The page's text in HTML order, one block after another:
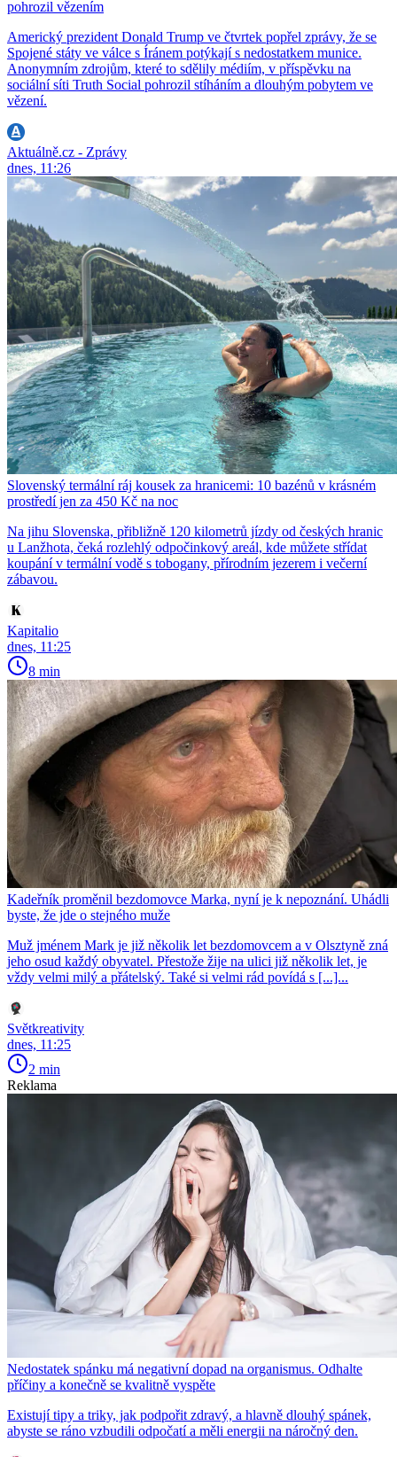
pohrozil vězením
Americký prezident Donald Trump ve čtvrtek popřel zprávy, že se
Spojené státy ve válce s Íránem potýkají s nedostatkem munice.
Anonymním zdrojům, které to sdělily médiím, v příspěvku na
sociální síti Truth Social pohrozil stíháním a dlouhým pobytem ve
vězení.
Aktuálně.cz - Zprávy
dnes, 11:26
Slovenský termální ráj kousek za hranicemi: 10 bazénů v krásném
prostředí jen za 450 Kč na noc
Na jihu Slovenska, přibližně 120 kilometrů jízdy od českých hranic
u Lanžhota, čeká rozlehlý odpočinkový areál, kde můžete střídat
koupání v termální vodě s tobogany, přírodním jezerem i večerní
zábavou.
Kapitalio
dnes, 11:25
8 min
Kadeřník proměnil bezdomovce Marka, nyní je k nepoznání. Uhádli
byste, že jde o stejného muže
Muž jménem Mark je již několik let bezdomovcem a v Olsztyně zná
jeho osud každý obyvatel. Přestože žije na ulici již několik let, je
vždy velmi milý a přátelský. Také si velmi rád povídá s [...]...
Světkreativity
dnes, 11:25
2 min
Reklama
Nedostatek spánku má negativní dopad na organismus. Odhalte
příčiny a konečně se kvalitně vyspěte
Existují tipy a triky, jak podpořit zdravý, a hlavně dlouhý spánek,
abyste se ráno vzbudili odpočatí a měli energii na náročný den.